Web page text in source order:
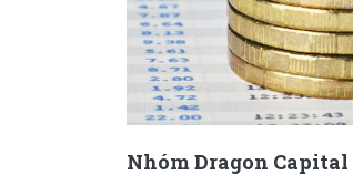
Nhóm Dragon Capital